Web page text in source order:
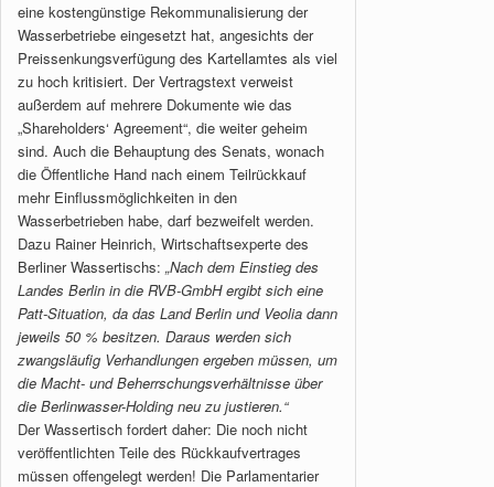
eine kostengünstige Rekommunalisierung der
Wasserbetriebe eingesetzt hat, angesichts der
Preissenkungsverfügung des Kartellamtes als viel
zu hoch kritisiert. Der Vertragstext verweist
außerdem auf mehrere Dokumente wie das
„Shareholders‘ Agreement“, die weiter geheim
sind. Auch die Behauptung des Senats, wonach
die Öffentliche Hand nach einem Teilrückkauf
mehr Einflussmöglichkeiten in den
Wasserbetrieben habe, darf bezweifelt werden.
Dazu Rainer Heinrich, Wirtschaftsexperte des
Berliner Wassertischs: „Nach dem Einstieg des
Landes Berlin in die RVB-GmbH ergibt sich eine
Patt-Situation, da das Land Berlin und Veolia dann
jeweils 50 % besitzen. Daraus werden sich
zwangsläufig Verhandlungen ergeben müssen, um
die Macht- und Beherrschungsverhältnisse über
die Berlinwasser-Holding neu zu justieren.“
Der Wassertisch fordert daher: Die noch nicht
veröffentlichten Teile des Rückkaufvertrages
müssen offengelegt werden! Die Parlamentarier